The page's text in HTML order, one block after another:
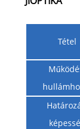
Tétel